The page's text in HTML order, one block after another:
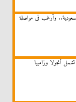
وأرغب فى مواصلة
أنجولا وزامبيا